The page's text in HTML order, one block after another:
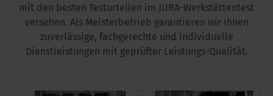
mit den besten Testurteilen im JURA-Werkstättentest
versehen. Als Meisterbetrieb garantieren wir Ihnen
zuverlässige, fachgerechte und individuelle
Dienstleistungen mit geprüfter Leistungs-Qualität.